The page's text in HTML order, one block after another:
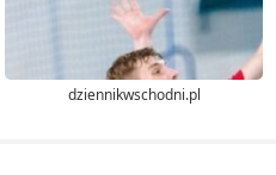
dziennikwschodni.pl